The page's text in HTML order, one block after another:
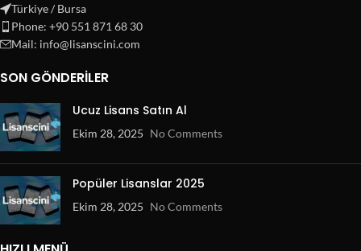
Türkiye / Bursa
Phone: +90 551 871 68 30
Mail: info@lisanscini.com
SON GÖNDERILER
Ucuz Lisans Satın Al
Ekim 28, 2025 No Comments
Popüler Lisanslar 2025
Ekim 28, 2025 No Comments